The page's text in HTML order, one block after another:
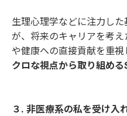
生理心理学などに注力し
が、将来のキャリアを考
や健康への直接貢献を重視
クロな視点から取り組める
３. 非医療系の私を受け入